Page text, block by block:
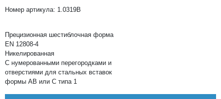
Номер артикула: 1.0319B
Прецизионная шестиблочная форма
EN 12808-4
Никелированная
С нумерованными перегородками и
отверстиями для стальных вставок
формы АВ или С типа 1